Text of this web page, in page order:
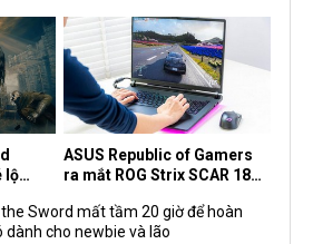
lộ
ASUS Republic of Gamers
ra mắt ROG Strix SCAR 18
Sword mất tầm 20 giờ để hoàn
cho newbie và lão